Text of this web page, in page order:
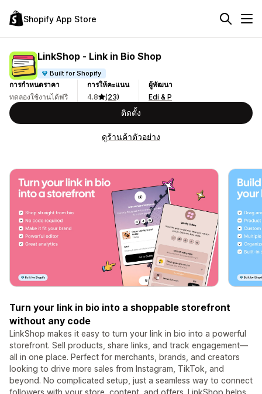
Shopify App Store
LinkShop ‑ Link in Bio Shop
Built for Shopify
การกำหนดราคา
ทดลองใช้งานได้ฟรี
การให้คะแนน
4.8
(23)
ผู้พัฒนา
Edi & P
ติดตั้ง
ดูร้านค้าตัวอย่าง
Turn your link in bio into a shoppable storefront
without any code
LinkShop makes it easy to turn your link in bio into a powerful
storefront. Sell products, share links, and track engagement—
all in one place. Perfect for merchants, brands, and creators
looking to drive more sales from Instagram, TikTok, and
beyond. No complicated setup, just a seamless way to connect